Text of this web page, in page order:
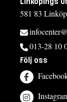
581 83
013-28 10
Följ oss